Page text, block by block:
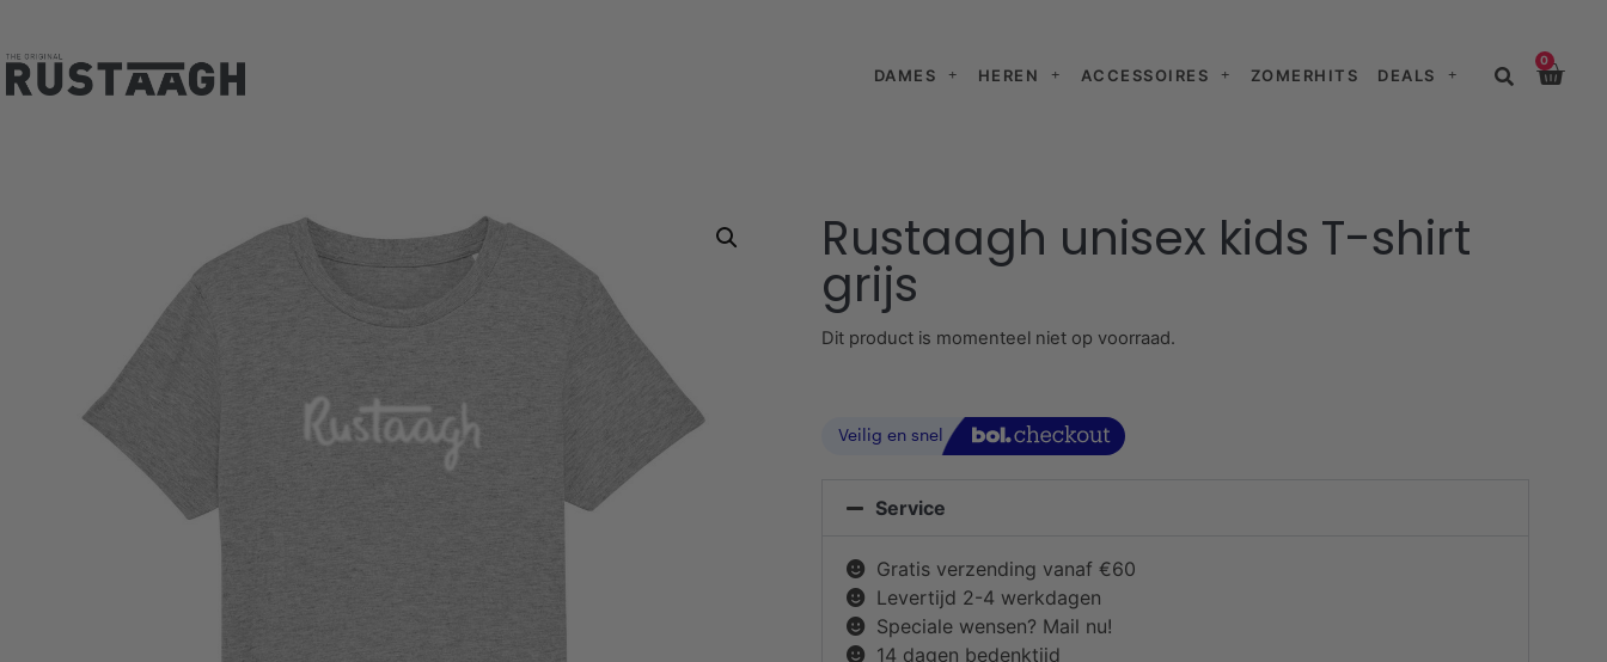
DAMES HEREN ACCESSOIRES ZOMERHITS DEALS
0
Rustaagh unisex kids T-shirt
grijs
Dit product is momenteel niet op voorraad.
Service
Gratis verzending vanaf €60
Levertijd 2-4 werkdagen
Speciale wensen? Mail nu!
14 dagen bedenktijd